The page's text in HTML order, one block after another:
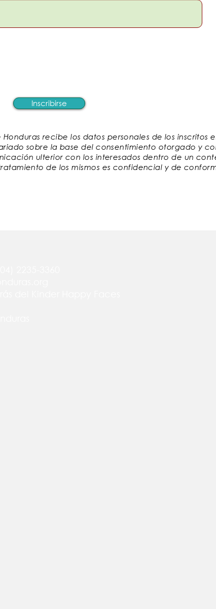
Inscribirse
recibe los datos personales de los inscritos
sobre la base del consentimiento otorgado y
ulterior con los interesados dentro de un
de los mismos es confidencial y de